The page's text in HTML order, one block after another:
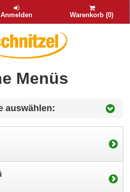
Anmelden Warenkorb (0)
Menüs
auswählen: